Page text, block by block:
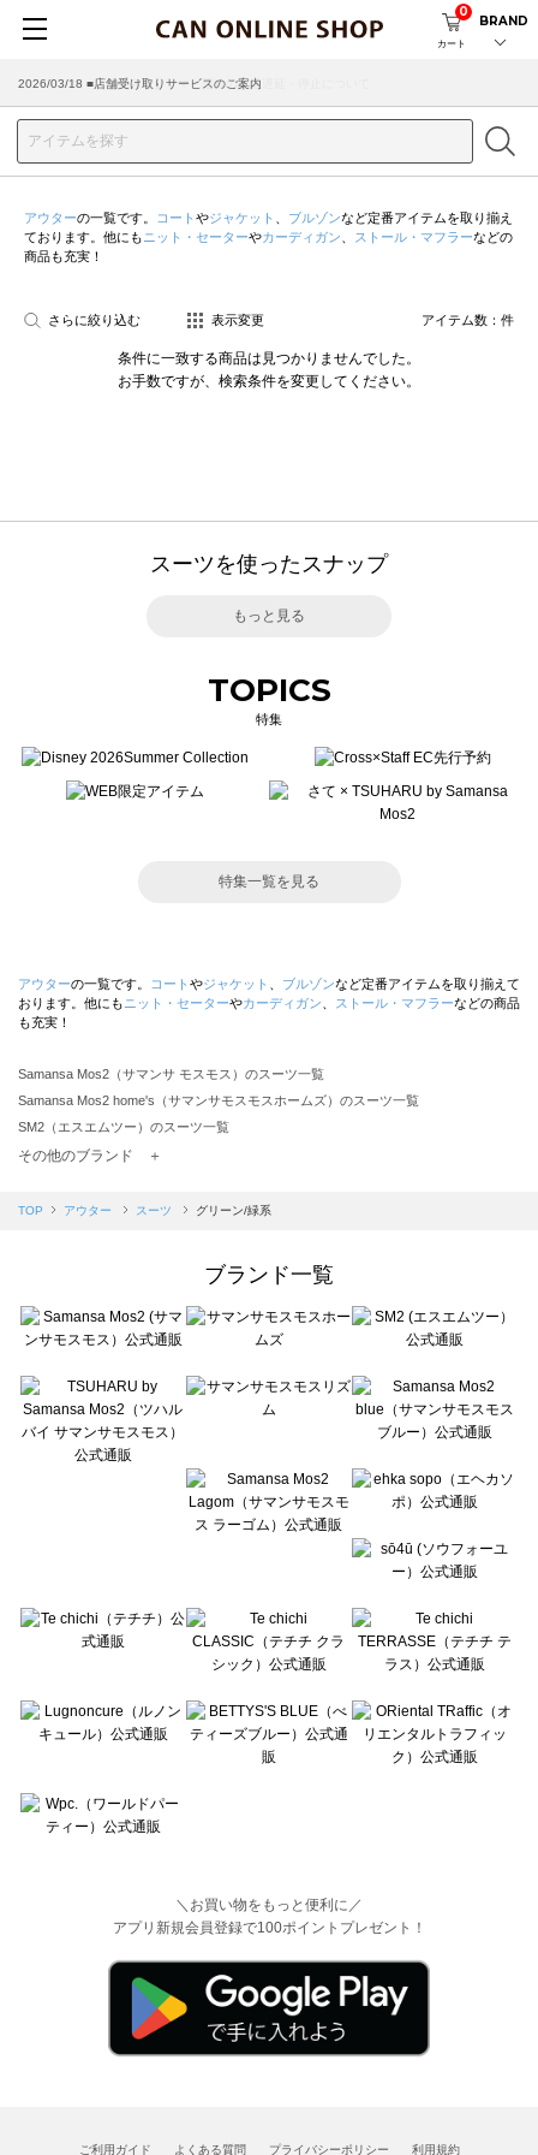
カート
0
BRAND
2026/07/29 ■【お知らせ】ヤマト運輸の配送遅延・停止について
2026/03/18 ■店舗受け取りサービスのご案内
アウターの一覧です。 コート やジャケット ブルゾンなど定番アイテムを取り揃え
ております。他にも ニット・セーターやカーディガン ストール・マフラーなどの
商品も充実！
さらに絞り込む 表示変更 アイテム数： 件
条件に一致する商品は見つかりませんでした。
お手数ですが、検索条件を変更してください。
スーツを使ったスナップ
もっと見る
TOPICS
特集
特集一覧を見る
アウターの一覧です。 コート やジャケット ブルゾンなど定番アイテムを取り揃えて
おります。他にも ニット・セーターやカーディガン ストール・マフラーなどの商品
も充実！
Samansa Mos2（サマンサ モスモス）のスーツ一覧
Samansa Mos2 home's（サマンサモスモスホームズ）のスーツ一覧
SM2（エスエムツー）のスーツ一覧
TSUHARU by Samansa Mos2（ツハルバイサマンサモスモス）のスーツ一覧
Samansa Mos2 blue（サマンサモスモス ブルー）のスーツ一覧
sō4ū（ソウフォーユー）のスーツ一覧
Te chichi（テチチ）のスーツ一覧
Te chichi CLASSIC（テチチ クラシック）のスーツ一覧
Lugnoncure（ルノンキュール）のスーツ一覧
BETTY'S BLUE（べティーズブルー）のスーツ一覧
Wpc.（ワールドパーティー）のスーツ一覧
その他のブランド ＋
TOP アウター スーツ グリーン/緑系
ブランド一覧
＼お買い物をもっと便利に／
アプリ新規会員登録で100ポイントプレゼント！
ご利用ガイド よくある質問 プライバシーポリシー 利用規約